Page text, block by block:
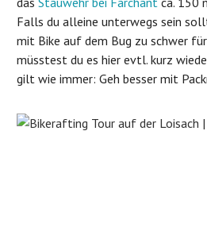
Falls du alleine unterwegs sein
mit Bike auf dem Bug zu schwer
müsstest du es hier evtl. kurz
gilt wie immer: Geh besser mit